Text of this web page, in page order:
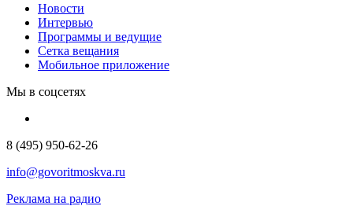
Новости
Интервью
Программы и ведущие
Сетка вещания
Мобильное приложение
Мы в соцсетях
8 (495) 950-62-26
info@govoritmoskva.ru
Реклама на радио